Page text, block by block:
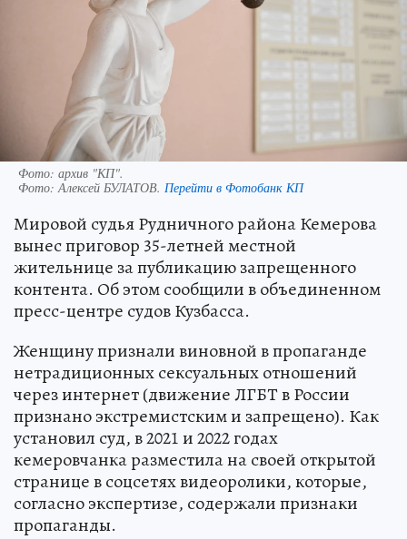
Фото: архив "КП".
Фото:Алексей БУЛАТОВ. Перейти в Фотобанк КП
Мировой судья Рудничного района Кемерова
вынес приговор 35-летней местной
жительнице за публикацию запрещенного
контента. Об этом сообщили в объединенном
пресс-центре судов Кузбасса.
Женщину признали виновной в пропаганде
нетрадиционных сексуальных отношений
через интернет (движение ЛГБТ в России
признано экстремистским и запрещено). Как
установил суд, в 2021 и 2022 годах
кемеровчанка разместила на своей открытой
странице в соцсетях видеоролики, которые,
согласно экспертизе, содержали признаки
пропаганды.